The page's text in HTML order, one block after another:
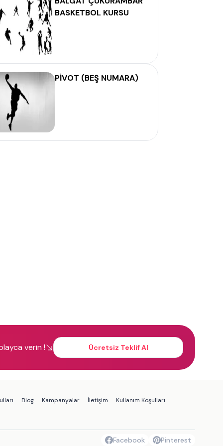
BASKETBOL KURSU
PİVOT (BEŞ NUMARA)
verin ! Ücretsiz Teklif Al
Blog Kampanyalar İletişim Kullanım Koşulları
Facebook Pinterest